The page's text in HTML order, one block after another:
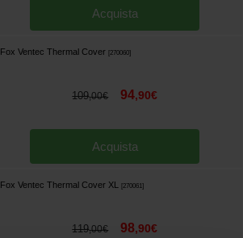
Acquista
Fox Ventec Thermal Cover [270060]
109,00€ 94,90€
Acquista
Fox Ventec Thermal Cover XL [270061]
119,00€ 98,90€